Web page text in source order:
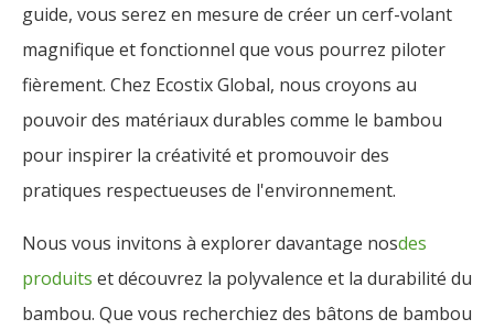
guide, vous serez en mesure de créer un cerf-volant
magnifique et fonctionnel que vous pourrez piloter
fièrement. Chez Ecostix Global, nous croyons au
pouvoir des matériaux durables comme le bambou
pour inspirer la créativité et promouvoir des
pratiques respectueuses de l'environnement.
Nous vous invitons à explorer davantage nosdes
produits et découvrez la polyvalence et la durabilité du
bambou. Que vous recherchiez des bâtons de bambou